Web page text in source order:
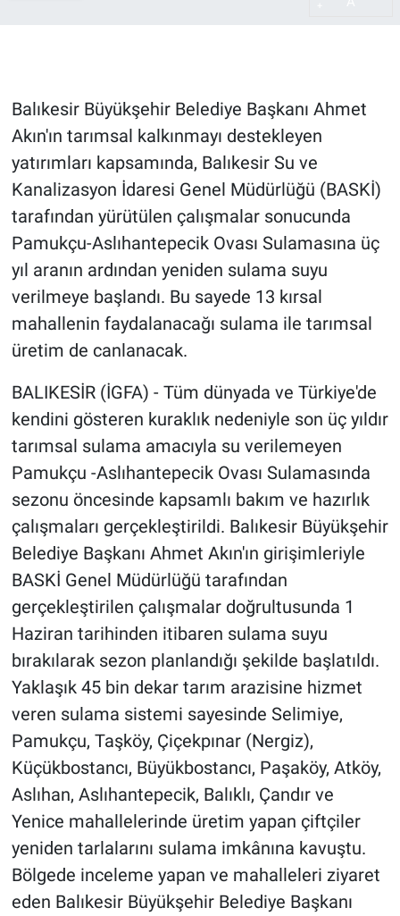
Balıkesir Büyükşehir Belediye Başkanı Ahmet
Akın'ın tarımsal kalkınmayı destekleyen
yatırımları kapsamında, Balıkesir Su ve
Kanalizasyon İdaresi Genel Müdürlüğü (BASKİ)
tarafından yürütülen çalışmalar sonucunda
Pamukçu-Aslıhantepecik Ovası Sulamasına üç
yıl aranın ardından yeniden sulama suyu
verilmeye başlandı. Bu sayede 13 kırsal
mahallenin faydalanacağı sulama ile tarımsal
üretim de canlanacak.
BALIKESİR (İGFA) - Tüm dünyada ve Türkiye'de
kendini gösteren kuraklık nedeniyle son üç yıldır
tarımsal sulama amacıyla su verilemeyen
Pamukçu -Aslıhantepecik Ovası Sulamasında
sezonu öncesinde kapsamlı bakım ve hazırlık
çalışmaları gerçekleştirildi. Balıkesir Büyükşehir
Belediye Başkanı Ahmet Akın'ın girişimleriyle
BASKİ Genel Müdürlüğü tarafından
gerçekleştirilen çalışmalar doğrultusunda 1
Haziran tarihinden itibaren sulama suyu
bırakılarak sezon planlandığı şekilde başlatıldı.
Yaklaşık 45 bin dekar tarım arazisine hizmet
veren sulama sistemi sayesinde Selimiye,
Pamukçu, Taşköy, Çiçekpınar (Nergiz),
Küçükbostancı, Büyükbostancı, Paşaköy, Atköy,
Aslıhan, Aslıhantepecik, Balıklı, Çandır ve
Yenice mahallelerinde üretim yapan çiftçiler
yeniden tarlalarını sulama imkânına kavuştu.
Bölgede inceleme yapan ve mahalleleri ziyaret
eden Balıkesir Büyükşehir Belediye Başkanı